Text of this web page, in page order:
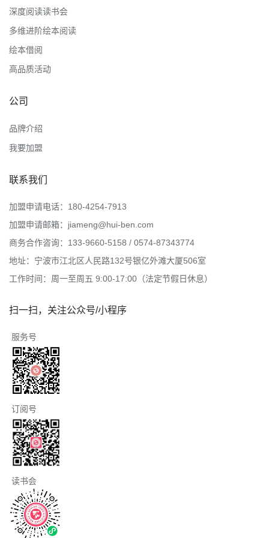
深度阅读读书会
多维进阶绘本阅读
绘本借阅
高品质活动
公司
品牌介绍
我要加盟
联系我们
加盟申请电话：180-4254-7913
加盟申请邮箱：jiameng@hui-ben.com
商务合作咨询：133-9660-5158 / 0574-87343774
地址：宁波市江北区人民路132号银亿外滩大厦506室
工作时间：周一至周五 9:00-17:00（法定节假日休息）
扫一扫，关注公众号/小程序
服务号
订阅号
读书会